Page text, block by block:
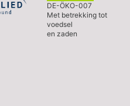
DE-ÖKO-007
Met betrekking tot
voedsel
en zaden